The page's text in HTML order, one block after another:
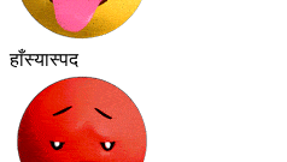
हाँस्यास्पद